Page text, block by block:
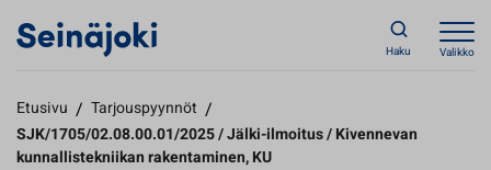
Haku Valikko
Etusivu / Tarjouspyynnöt /
SJK/1705/02.08.00.01/2025 / Jälki-ilmoitus / Kivennevan
kunnallistekniikan rakentaminen, KU